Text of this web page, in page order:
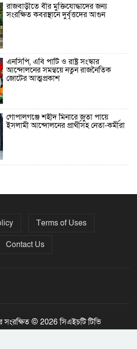
রাজবাড়ীতে বীর মুক্তিযোদ্ধাদের জন্য
সংরক্ষিত কবরস্থানে দুর্বৃত্তদের আগুন
এনসিপি, এবি পার্টি ও রাষ্ট্র সংস্কার
আন্দোলনের সমন্বয়ে নতুন রাজনৈতিক
জোটের আত্মপ্রকাশ
গোপালগঞ্জে শহীদ মিনারে জুতা পায়ে
ইসলামী আন্দোলনের প্রার্থীসহ নেতা-কর্মীরা
নির্বাচনের তফসিল ৮-১৫ ডিসেম্বরের মধ্যে
Terms of Uses
Contact Us
সংরক্ষিত © 2026 সিএইচটি টিভি